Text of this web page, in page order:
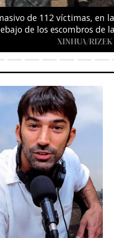
González Boneu e Iris
Centro Acuático